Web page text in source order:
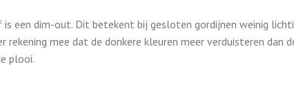
een dim-out. Dit betekent bij gesloten gordijnen weinig
rekening mee dat de donkere kleuren meer verduisteren
plooi.